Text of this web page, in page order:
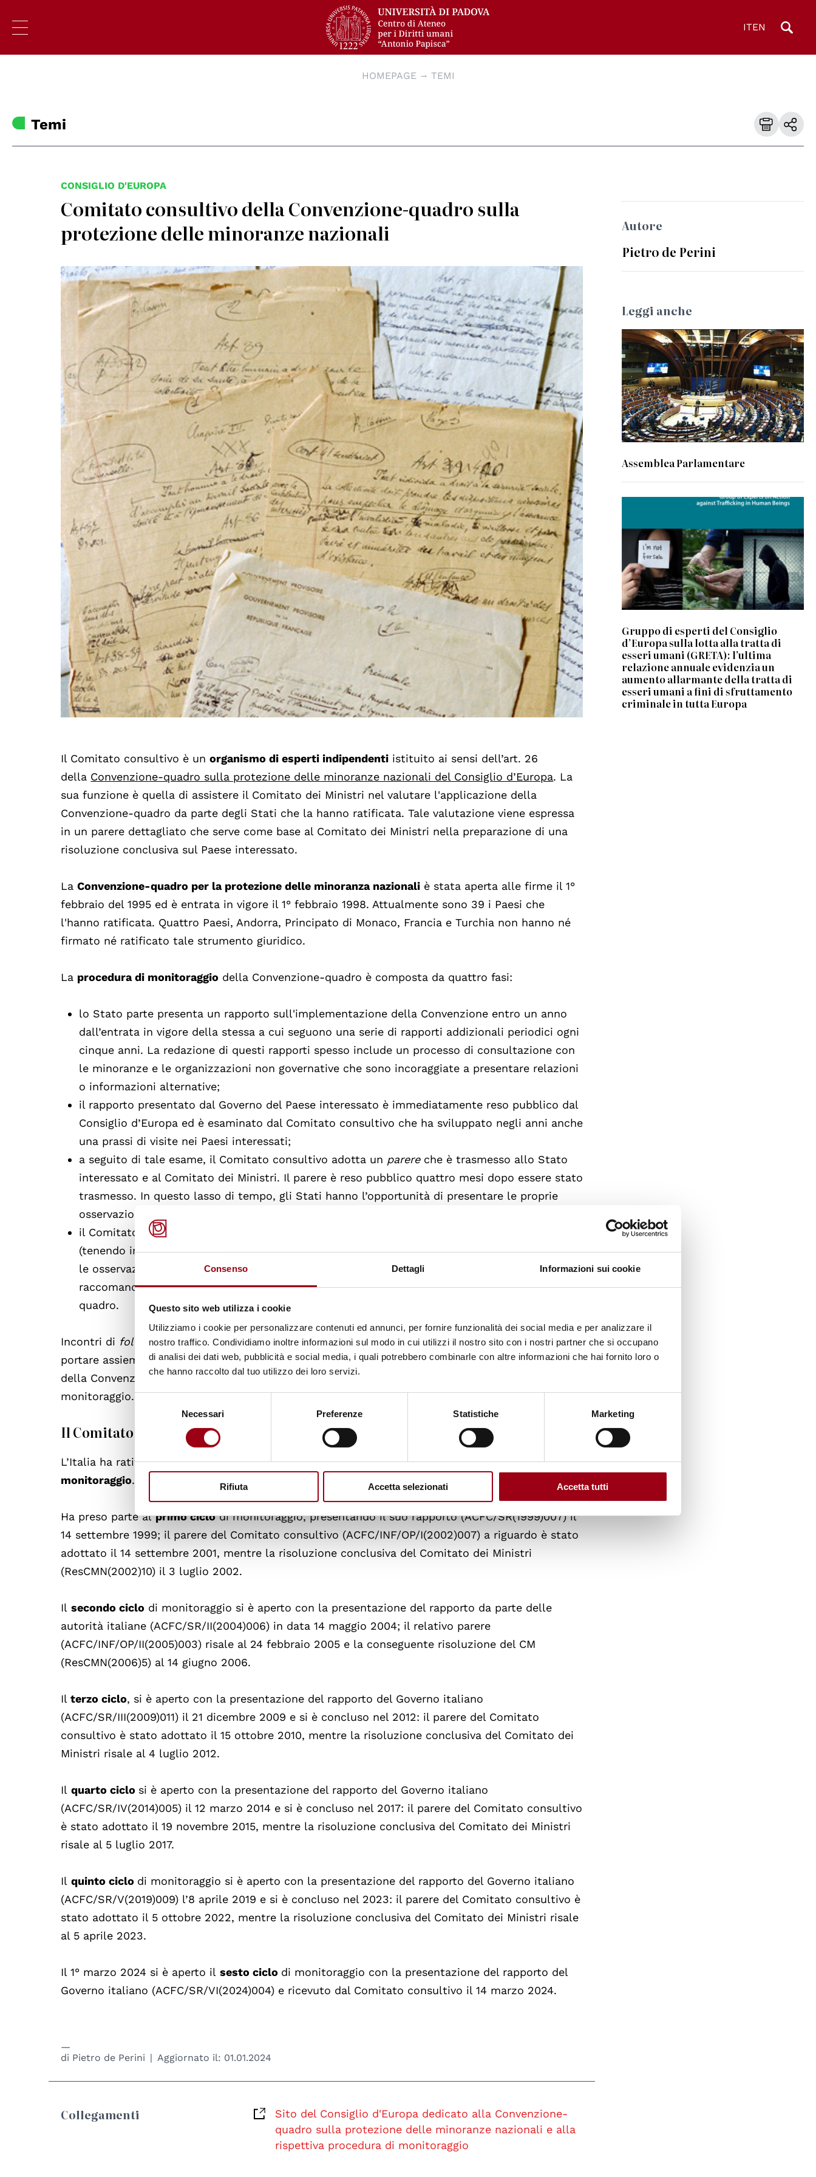
Consenso Dettagli Informazioni sui cookie
Questo sito web utilizza i cookie
Utilizziamo i cookie per personalizzare contenuti ed annunci, per fornire funzionalità dei social media e per analizzare il
nostro traffico. Condividiamo inoltre informazioni sul modo in cui utilizzi il nostro sito con i nostri partner che si occupano
di analisi dei dati web, pubblicità e social media, i quali potrebbero combinarle con altre informazioni che hai fornito loro o
che hanno raccolto dal tuo utilizzo dei loro servizi.
Necessari Preferenze Statistiche Marketing
Rifiuta Accetta selezionati Accetta tutti
ITEN
HOMEPAGE TEMI
Temi
CONSIGLIO D'EUROPA
Comitato consultivo della Convenzione-quadro sulla
protezione delle minoranze nazionali
Il Comitato consultivo è unorganismo di esperti indipendenti istituito ai sensi dell’art. 26
della Convenzione-quadro sulla protezione delle minoranze nazionali del Consiglio d’Europa. La
sua funzione è quella di assistere il Comitato dei Ministri nel valutare l'applicazione della
Convenzione-quadro da parte degli Stati che la hanno ratificata. Tale valutazione viene espressa
in un parere dettagliato che serve come base al Comitato dei Ministri nella preparazione di una
risoluzione conclusiva sul Paese interessato.
LaConvenzione-quadro per la protezione delle minoranza nazionali è stata aperta alle firme il 1°
febbraio del 1995 ed è entrata in vigore il 1° febbraio 1998. Attualmente sono 39 i Paesi che
l'hanno ratificata. Quattro Paesi, Andorra, Principato di Monaco, Francia e Turchia non hanno né
firmato né ratificato tale strumento giuridico.
La procedura di monitoraggio della Convenzione-quadro è composta da quattro fasi:
lo Stato parte presenta un rapporto sull'implementazione della Convenzione entro un anno
dall’entrata in vigore della stessa a cui seguono una serie di rapporti addizionali periodici ogni
cinque anni. La redazione di questi rapporti spesso include un processo di consultazione con
le minoranze e le organizzazioni non governative che sono incoraggiate a presentare relazioni
o informazioni alternative;
il rapporto presentato dal Governo del Paese interessato è immediatamente reso pubblico dal
Consiglio d’Europa ed è esaminato dal Comitato consultivo che ha sviluppato negli anni anche
una prassi di visite nei Paesi interessati;
a seguito di tale esame, il Comitato consultivo adotta un parereche è trasmesso allo Stato
interessato e al Comitato dei Ministri. Il parere è reso pubblico quattro mesi dopo essere stato
trasmesso. In questo lasso di tempo, gli Stati hanno l’opportunità di presentare le proprie
osservazioni con riferimento alle raccomandazioni contenute nel parere;
il Comitato dei Ministri adotta quindi una risoluzione che contiene le proprie conclusioni
(tenendo in considerazione il rapporto iniziale del Governo, il parere del Comitato consultivo e
le osservazioni delle autorità del Paese interessato in risposta ad esso), nonchè una serie di
raccomandazioni relative all'implementazione, nello Stato coinvolto, della Convenzione-
quadro.
Incontri di follow-upsono generalmente organizzati dal Comitato consultivo allo scopo di
portare assieme tutti gli attori – governativi e non governativi – interessati all’implementazione
della Convenzione ed esaminare modalità per mettere in pratica i risultati della procedura di
monitoraggio.
Il Comitato consultivo e l'Italia
L’Italia ha ratificato la Convenzione-quadro nel 1998 ed ha, fino ad oggi, portato a terminecicli di
monitoraggio.
Ha preso parte alprimo ciclodi monitoraggio, presentando il suo rapporto (ACFC/SR(1999)007) il
14 settembre 1999; il parere del Comitato consultivo (ACFC/INF/OP/I(2002)007) a riguardo è stato
adottato il 14 settembre 2001, mentre la risoluzione conclusiva del Comitato dei Ministri
(ResCMN(2002)10) il 3 luglio 2002.
Ilsecondo ciclo di monitoraggio si è aperto con la presentazione del rapporto da parte delle
autorità italiane (ACFC/SR/II(2004)006) in data 14 maggio 2004; il relativo parere
(ACFC/INF/OP/II(2005)003) risale al 24 febbraio 2005 e la conseguente risoluzione del CM
(ResCMN(2006)5) al 14 giugno 2006.
Il terzo ciclo, si è aperto con la presentazione del rapporto del Governo italiano
(ACFC/SR/III(2009)011) il 21 dicembre 2009 e si è concluso nel 2012: il parere del Comitato
consultivo è stato adottato il 15 ottobre 2010, mentre la risoluzione conclusiva del Comitato dei
Ministri risale al 4 luglio 2012.
Ilquarto ciclo si è aperto con la presentazione del rapporto del Governo italiano
(ACFC/SR/IV(2014)005) il 12 marzo 2014 e si è concluso nel 2017: il parere del Comitato consultivo
è stato adottato il 19 novembre 2015, mentre la risoluzione conclusiva del Comitato dei Ministri
risale al 5 luglio 2017.
Ilquinto ciclo di monitoraggio si è aperto con la presentazione del rapporto del Governo italiano
(ACFC/SR/V(2019)009) l’8 aprile 2019 e si è concluso nel 2023: il parere del Comitato consultivo è
stato adottato il 5 ottobre 2022, mentre la risoluzione conclusiva del Comitato dei Ministri risale
al 5 aprile 2023.
Il 1° marzo 2024 si è aperto ilsesto ciclo di monitoraggio con la presentazione del rapporto del
Governo italiano (ACFC/SR/VI(2024)004) e ricevuto dal Comitato consultivo il 14 marzo 2024.
di Pietro de Perini Aggiornato il: 01.01.2024
Collegamenti
Sito del Consiglio d'Europa dedicato alla Convenzione-
quadro sulla protezione delle minoranze nazionali e alla
rispettiva procedura di monitoraggio
Autore
Pietro de Perini
Leggi anche
© Council of Europe
Assemblea Parlamentare
Gruppo di esperti del Consiglio
d’Europa sulla lotta alla tratta di
esseri umani (GRETA): l’ultima
relazione annuale evidenzia un
aumento allarmante della tratta di
esseri umani a fini di sfruttamento
criminale in tutta Europa